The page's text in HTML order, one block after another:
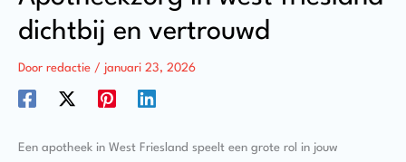
dichtbij en vertrouwd
Door redactie / januari 23, 2026
Een apotheek in West Friesland speelt een grote rol in jouw